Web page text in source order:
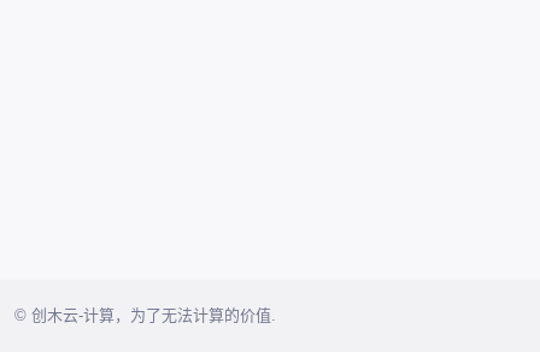
© 创木云-计算，为了无法计算的价值.